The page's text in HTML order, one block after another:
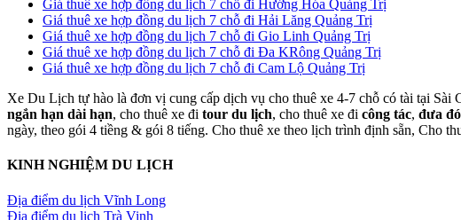
Giá thuê xe hợp đồng du lịch 7 chỗ đi Hướng Hóa Quảng Trị
Giá thuê xe hợp đồng du lịch 7 chỗ đi Hải Lăng Quảng Trị
Giá thuê xe hợp đồng du lịch 7 chỗ đi Gio Linh Quảng Trị
Giá thuê xe hợp đồng du lịch 7 chỗ đi Đa KRông Quảng Trị
Giá thuê xe hợp đồng du lịch 7 chỗ đi Cam Lộ Quảng Trị
Xe Du Lịch tự hào là đơn vị cung cấp dịch vụ cho thuê xe 4-7 chỗ có tài tại
ngắn hạn dài hạn, cho thuê xe đi tour du lịch, cho thuê xe đi công tác, đưa
ngày, theo gói 4 tiềng & gói 8 tiếng. Cho thuê xe theo lịch trình định sẵn, Cho
KINH NGHIỆM DU LỊCH
Địa điểm du lịch Vĩnh Long
Địa điểm du lịch Trà Vinh